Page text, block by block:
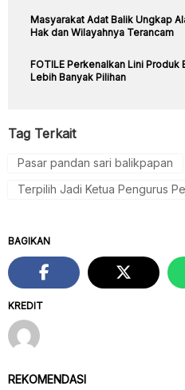
Masyarakat Adat Balik Ungkap
Hak dan Wilayahnya Terancam
FOTILE Perkenalkan Lini Produk
Lebih Banyak Pilihan
Tag Terkait
Pasar pandan sari balikpapan
Terpilih Jadi Ketua Pengurus
KREDIT
BAGIKAN
REKOMENDASI